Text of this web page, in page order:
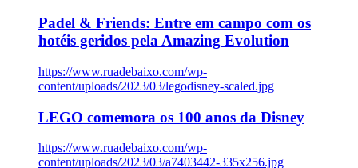
Padel & Friends: Entre em campo com os
hotéis geridos pela Amazing Evolution
https://www.ruadebaixo.com/wp-
content/uploads/2023/03/legodisney-scaled.jpg
LEGO comemora os 100 anos da Disney
https://www.ruadebaixo.com/wp-
content/uploads/2023/03/a7403442-335x256.jpg